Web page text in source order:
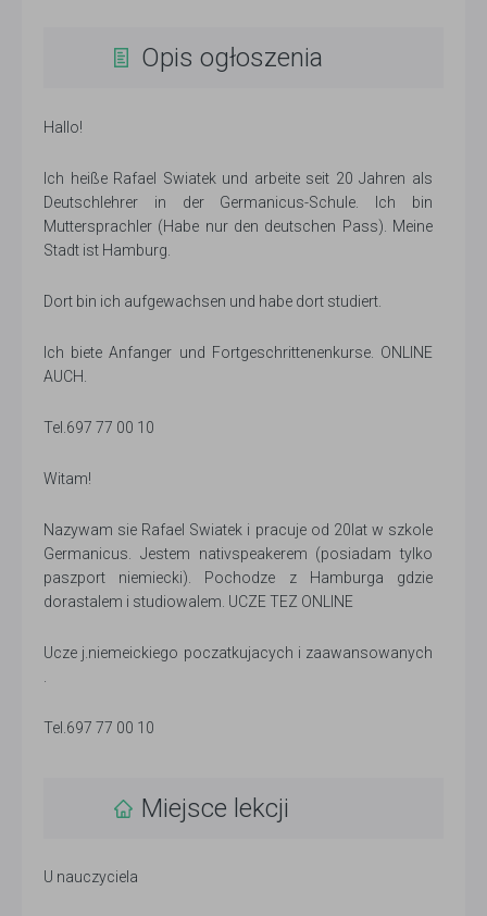
Opis ogłoszenia
Hallo!
Ich heiße Rafael Swiatek und arbeite seit 20 Jahren als
Deutschlehrer in der Germanicus-Schule. Ich bin
Muttersprachler (Habe nur den deutschen Pass). Meine
Stadt ist Hamburg.
Dort bin ich aufgewachsen und habe dort studiert.
Ich biete Anfanger und Fortgeschrittenenkurse. ONLINE
AUCH.
Tel.697 77 00 10
Witam!
Nazywam sie Rafael Swiatek i pracuje od 20lat w szkole
Germanicus. Jestem nativspeakerem (posiadam tylko
paszport niemiecki). Pochodze z Hamburga gdzie
dorastalem i studiowalem. UCZE TEZ ONLINE
Ucze j.niemeickiego poczatkujacych i zaawansowanych
.
Tel.697 77 00 10
Miejsce lekcji
U nauczyciela